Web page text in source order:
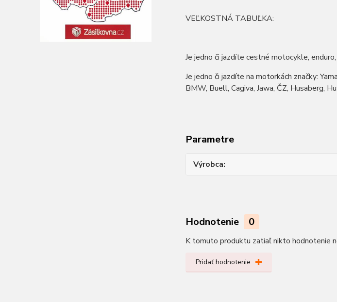
VEĽKOSTNÁ TABUĽKA:
Je jedno či jazdíte cestné motocykle,
Je jedno či jazdíte na motorkách značky:
BMW, Buell, Cagiva, Jawa, ČZ, Husaberg,
Parametre
Výrobca
Hodnotenie 0
K tomuto produktu zatiaľ nikto hodnotenie
Pridať hodnotenie